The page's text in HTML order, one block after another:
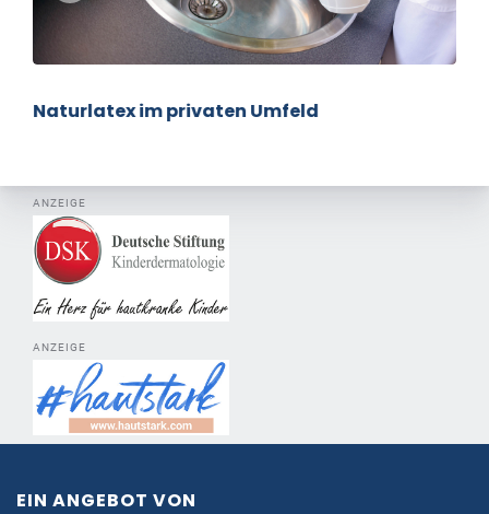
Naturlatex im privaten Umfeld
ANZEIGE
ANZEIGE
EIN ANGEBOT VON